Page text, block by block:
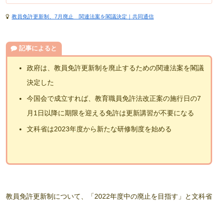
教員免許更新制、7月廃止 関連法案を閣議決定｜共同通信
記事によると
政府は、教員免許更新制を廃止するための関連法案を閣議
決定した
今国会で成立すれば、教育職員免許法改正案の施行日の7
月1日以降に期限を迎える免許は更新講習が不要になる
文科省は2023年度から新たな研修制度を始める
教員免許更新制について、「2022年度中の廃止を目指す」と文科省